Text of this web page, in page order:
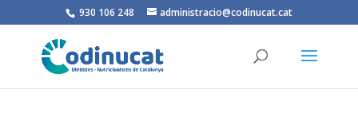
930 106 248 administracio@codinucat.cat